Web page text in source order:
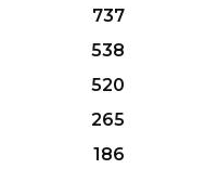
737
538
520
265
186